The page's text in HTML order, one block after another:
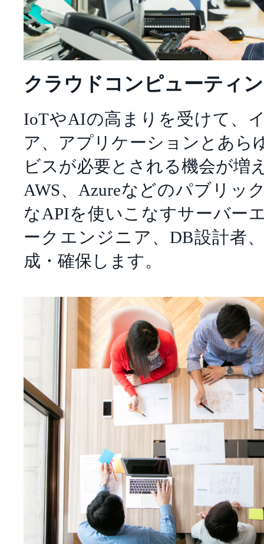
クラウドコンピューティ
IoTやAIの高まりを受けて、
ア、アプリケーションとあら
ビスが必要とされる機会が増
AWS、Azureなどのパブリッ
なAPIを使いこなすサーバー
ークエンジニア、DB設計者
成・確保します。